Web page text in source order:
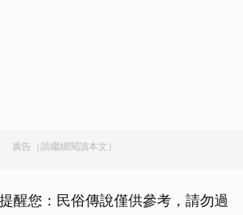
廣告（請繼續閱讀本文）
醒您：民俗傳說僅供參考，請勿過